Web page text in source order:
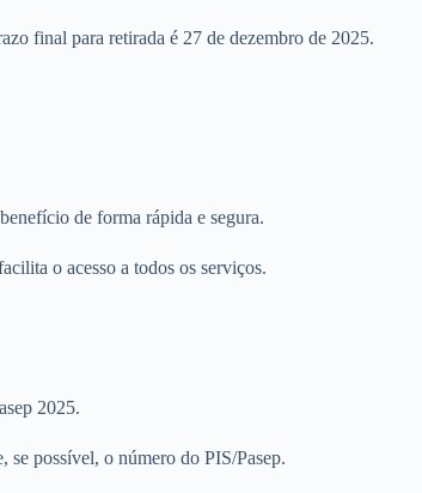
final para retirada é 27 de dezembro de 2025.
de forma rápida e segura.
o acesso a todos os serviços.
2025.
possível, o número do PIS/Pasep.